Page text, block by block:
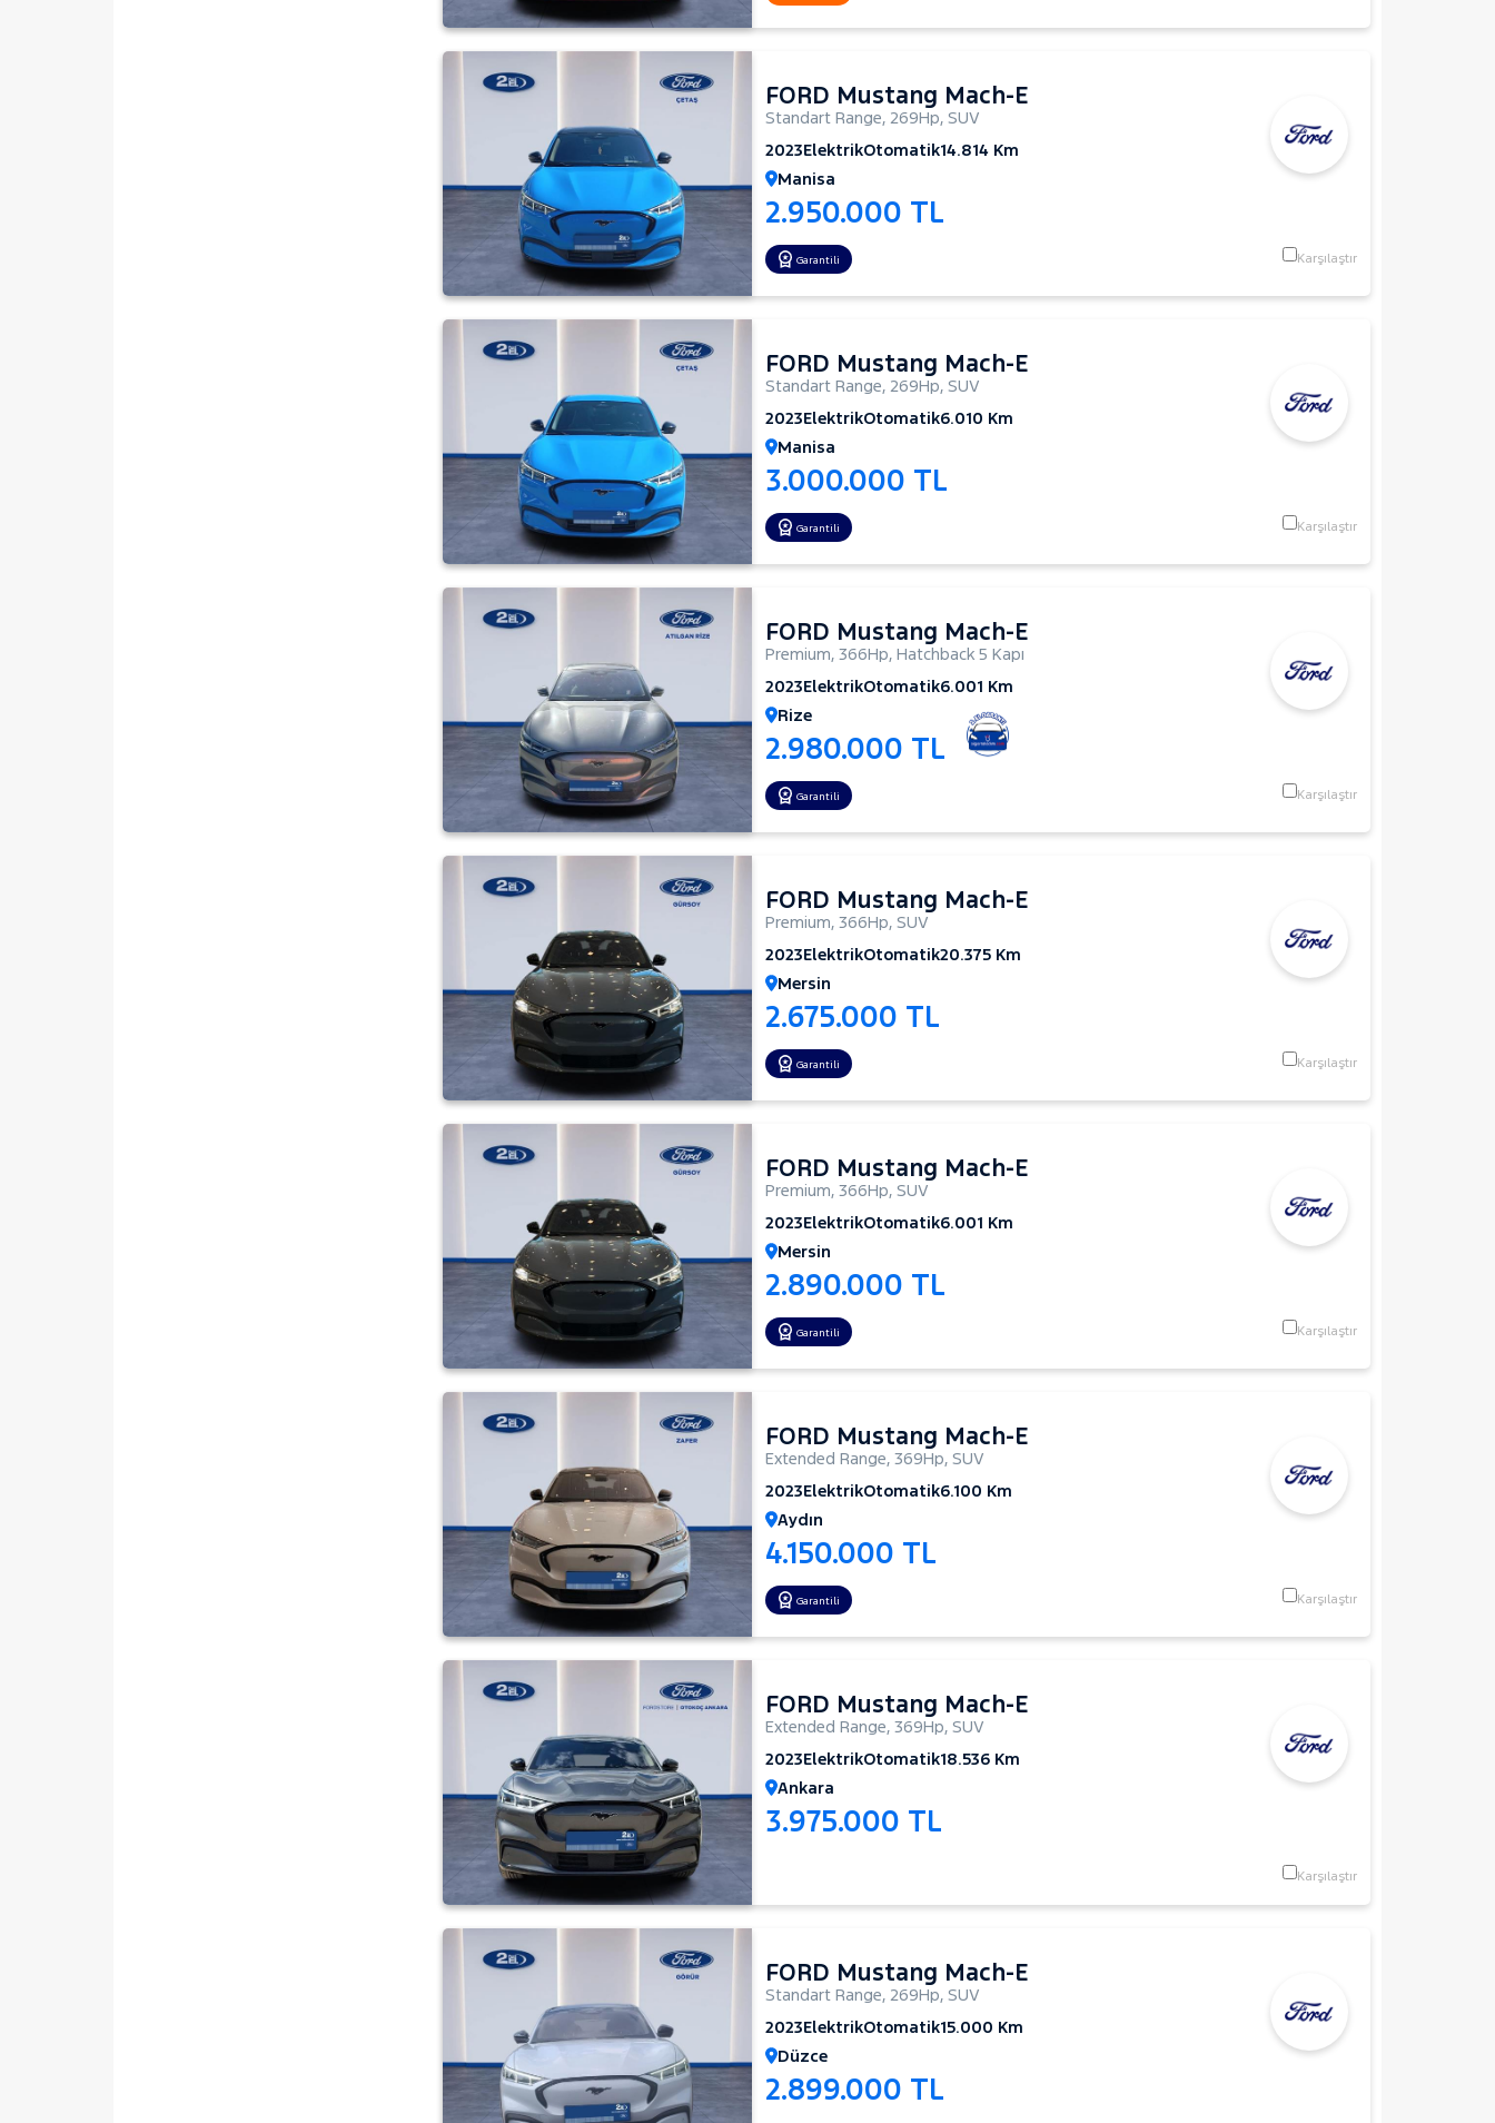
FORD Mustang Mach-E
Standart Range, 269Hp, SUV
2023ElektrikOtomatik14.814 Km
Manisa
2.950.000 TL
Garantili Karşılaştır
FORD Mustang Mach-E
Standart Range, 269Hp, SUV
2023ElektrikOtomatik6.010 Km
Manisa
3.000.000 TL
Garantili Karşılaştır
FORD Mustang Mach-E
Premium, 366Hp, Hatchback 5 Kapı
2023ElektrikOtomatik6.001 Km
Rize
2.980.000 TL
Garantili Karşılaştır
FORD Mustang Mach-E
Premium, 366Hp, SUV
2023ElektrikOtomatik20.375 Km
Mersin
2.675.000 TL
Garantili Karşılaştır
FORD Mustang Mach-E
Premium, 366Hp, SUV
2023ElektrikOtomatik6.001 Km
Mersin
2.890.000 TL
Garantili Karşılaştır
FORD Mustang Mach-E
Extended Range, 369Hp, SUV
2023ElektrikOtomatik6.100 Km
Aydın
4.150.000 TL
Garantili Karşılaştır
FORD Mustang Mach-E
Extended Range, 369Hp, SUV
2023ElektrikOtomatik18.536 Km
Ankara
3.975.000 TL
Karşılaştır
FORD Mustang Mach-E
Standart Range, 269Hp, SUV
2023ElektrikOtomatik15.000 Km
Düzce
2.899.000 TL